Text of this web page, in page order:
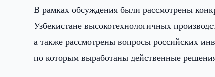
В рамках обсуждения были рассмотрены
Узбекистане высокотехнологичных
а также рассмотрены вопросы российских
по которым выработаны действенные